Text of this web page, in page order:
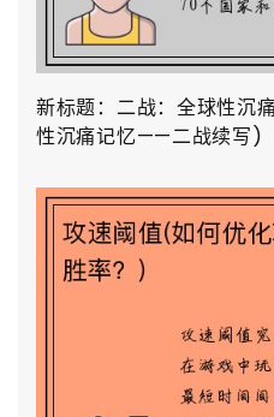
新标题：二战：全球性沉
性沉痛记忆——二战续写)